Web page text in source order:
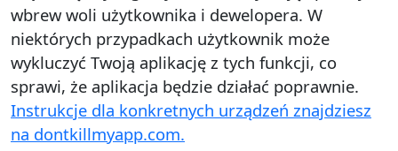
wbrew woli użytkownika i dewelopera. W
niektórych przypadkach użytkownik może
wykluczyć Twoją aplikację z tych funkcji, co
sprawi, że aplikacja będzie działać poprawnie.
Instrukcje dla konkretnych urządzeń znajdziesz
na dontkillmyapp.com.